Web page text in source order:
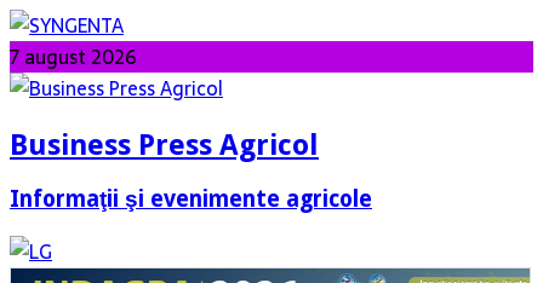
7 august 2026
Business Press Agricol
Informaţii şi evenimente agricole